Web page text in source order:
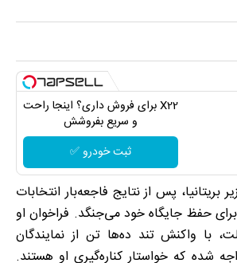
X22 برای فروش داری؟ اینجا راحت
و سریع بفروشش
ثبت خودرو ✅
بریتانیا، پس از نتایج فاجعه‌بار انتخابات
حفظ جایگاه خود می‌جنگد. فراخوان او
با واکنش تند ده‌ها تن از نمایندگان
شده که خواستار کناره‌گیری او هستند.